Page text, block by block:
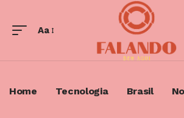
Font
Aa
Home Tecnologia Brasil